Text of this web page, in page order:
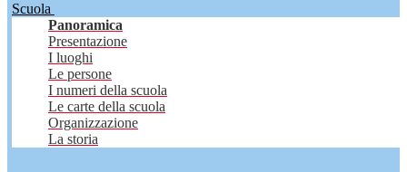
Scuola
Panoramica
Presentazione
I luoghi
Le persone
I numeri della scuola
Le carte della scuola
Organizzazione
La storia